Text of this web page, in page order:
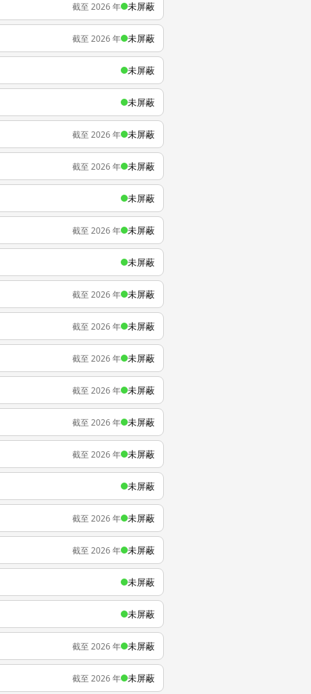
截至 2026 年 未屏蔽
截至 2026 年 未屏蔽
未屏蔽
未屏蔽
截至 2026 年 未屏蔽
截至 2026 年 未屏蔽
未屏蔽
截至 2026 年 未屏蔽
未屏蔽
截至 2026 年 未屏蔽
截至 2026 年 未屏蔽
截至 2026 年 未屏蔽
截至 2026 年 未屏蔽
截至 2026 年 未屏蔽
截至 2026 年 未屏蔽
未屏蔽
截至 2026 年 未屏蔽
截至 2026 年 未屏蔽
未屏蔽
未屏蔽
截至 2026 年 未屏蔽
截至 2026 年 未屏蔽